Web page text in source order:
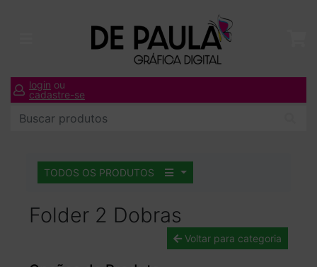
login ou
cadastre-se
TODOS OS PRODUTOS
Folder 2 Dobras
Voltar para categoria